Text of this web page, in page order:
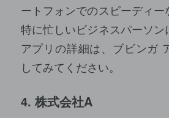
ートフォンでのスピーディー
特に忙しいビジネスパーソン
アプリの詳細は、 ブビンガ
してみてください。
4. 株式会社A